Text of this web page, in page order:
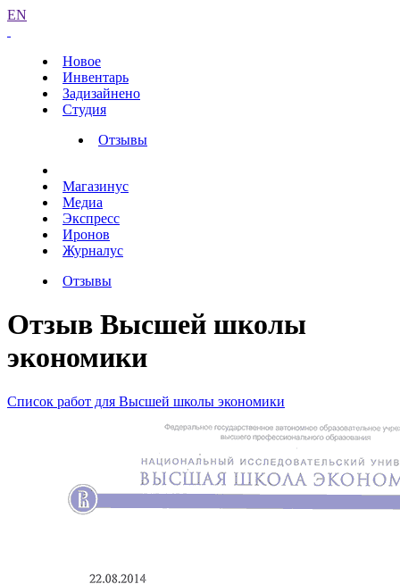
EN
Новое
Инвентарь
Задизайнено
Студия
Отзывы
Магазинус
Медиа
Экспресс
Иронов
Журналус
Отзывы
Отзыв Высшей школы
экономики
Список работ для Высшей школы экономики